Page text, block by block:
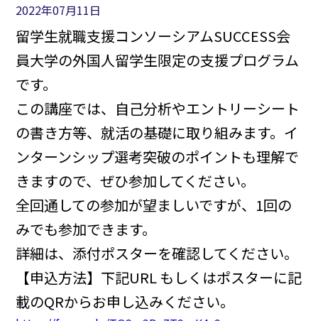
2022年07月11日
留学生就職支援コンソーシアムSUCCESS会
員大学の外国人留学生限定の支援プログラム
です。
この講座では、自己分析やエントリーシート
の書き方等、就活の基礎に取り組みます。イ
ンターンシップ選考突破のポイントも理解で
きますので、ぜひ参加してください。
全回通しての参加が望ましいですが、1回の
みでも参加できます。
詳細は、添付ポスターを確認してください。
【申込方法】下記URL もしくはポスターに記
載のQRからお申し込みください。